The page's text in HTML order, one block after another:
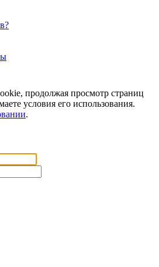
продолжая просмотр страниц
условия его использования.
.